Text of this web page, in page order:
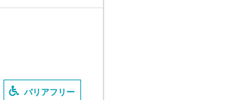
バリアフリー